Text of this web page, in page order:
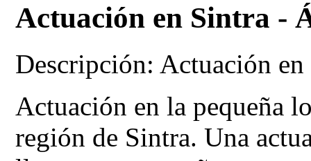
Actuación en Sintra -
Descripción: Actuación
Actuación en la pequeña
región de Sintra. Una